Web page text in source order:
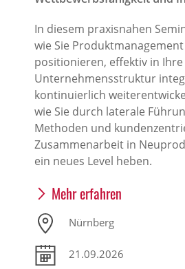
In diesem praxisnahen
wie Sie
positionieren, effektiv in Ihre
Unternehmensstruktur
kontinuierlich
wie Sie durch laterale
Methoden und
Zusammenarbeit in
ein neues Level heben.
Mehr erfahren
Nürnberg
21.09.2026